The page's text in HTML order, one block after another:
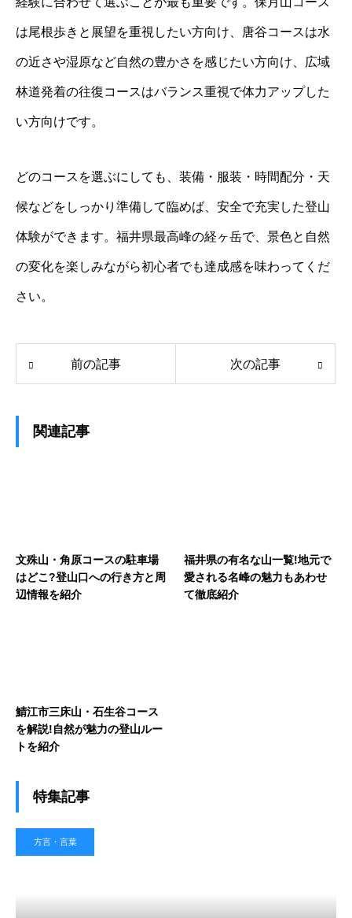
は尾根歩きと展望を重視したい方向け、唐谷コースは水
の近さや湿原など自然の豊かさを感じたい方向け、広域
林道発着の往復コースはバランス重視で体力アップした
い方向けです。
どのコースを選ぶにしても、装備・服装・時間配分・天
候などをしっかり準備して臨めば、安全で充実した登山
体験ができます。福井県最高峰の経ヶ岳で、景色と自然
の変化を楽しみながら初心者でも達成感を味わってくだ
さい。
前の記事 次の記事
関連記事
文殊山・角原コースの駐車場
はどこ?登山口への行き方と周
辺情報を紹介
福井県の有名な山一覧!地元で
愛される名峰の魅力もあわせ
て徹底紹介
鯖江市三床山・石生谷コース
を解説!自然が魅力の登山ルー
トを紹介
特集記事
方言・言葉